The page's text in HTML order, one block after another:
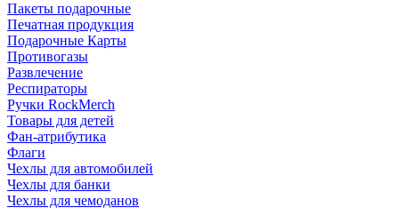
Пакеты подарочные
Печатная продукция
Подарочные Карты
Противогазы
Развлечение
Респираторы
Ручки RockMerch
Товары для детей
Фан-атрибутика
Флаги
Чехлы для автомобилей
Чехлы для банки
Чехлы для чемоданов